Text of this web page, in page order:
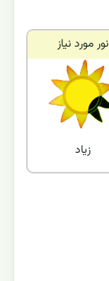
نور مورد نياز
زیاد